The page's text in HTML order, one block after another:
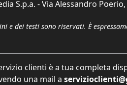
S.p.a. - Via Alessandro Poerio,
e dei testi sono riservati. È
clienti è a tua completa
una mail a